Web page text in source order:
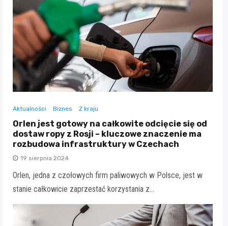
Aktualności Biznes Z kraju
Orlen jest gotowy na całkowite odcięcie się od
dostaw ropy z Rosji – kluczowe znaczenie ma
rozbudowa infrastruktury w Czechach
19 sierpnia 2024
Orlen, jedna z czołowych firm paliwowych w Polsce, jest w
stanie całkowicie zaprzestać korzystania z…